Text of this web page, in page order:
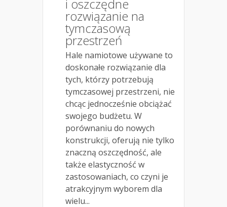
i oszczędne
rozwiązanie na
tymczasową
przestrzeń
Hale namiotowe używane to
doskonałe rozwiązanie dla
tych, którzy potrzebują
tymczasowej przestrzeni, nie
chcąc jednocześnie obciążać
swojego budżetu. W
porównaniu do nowych
konstrukcji, oferują nie tylko
znaczną oszczędność, ale
także elastyczność w
zastosowaniach, co czyni je
atrakcyjnym wyborem dla
wielu...